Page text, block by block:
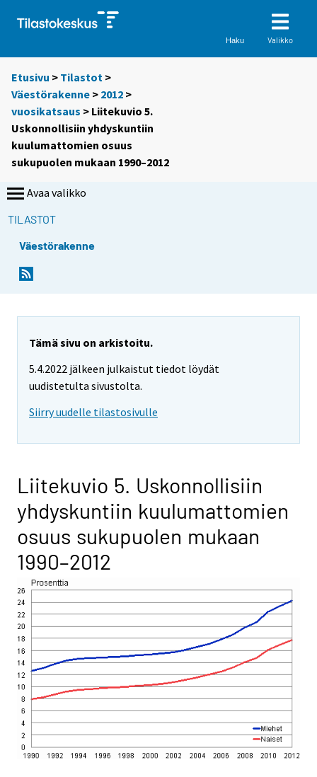
Haku Valikko
Etusivu > Tilastot >
Väestörakenne > 2012 >
vuosikatsaus > Liitekuvio 5.
Uskonnollisiin yhdyskuntiin
kuulumattomien osuus
sukupuolen mukaan 1990–2012
Avaa valikko
TILASTOT
Väestörakenne
Tämä sivu on arkistoitu.
5.4.2022 jälkeen julkaistut tiedot löydät
uudistetulta sivustolta.
Siirry uudelle tilastosivulle
Liitekuvio 5. Uskonnollisiin
yhdyskuntiin kuulumattomien
osuus sukupuolen mukaan
1990–2012